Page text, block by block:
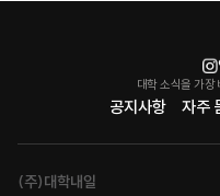
공지사항 자주
대학 소식을 가장
(주)대학내일